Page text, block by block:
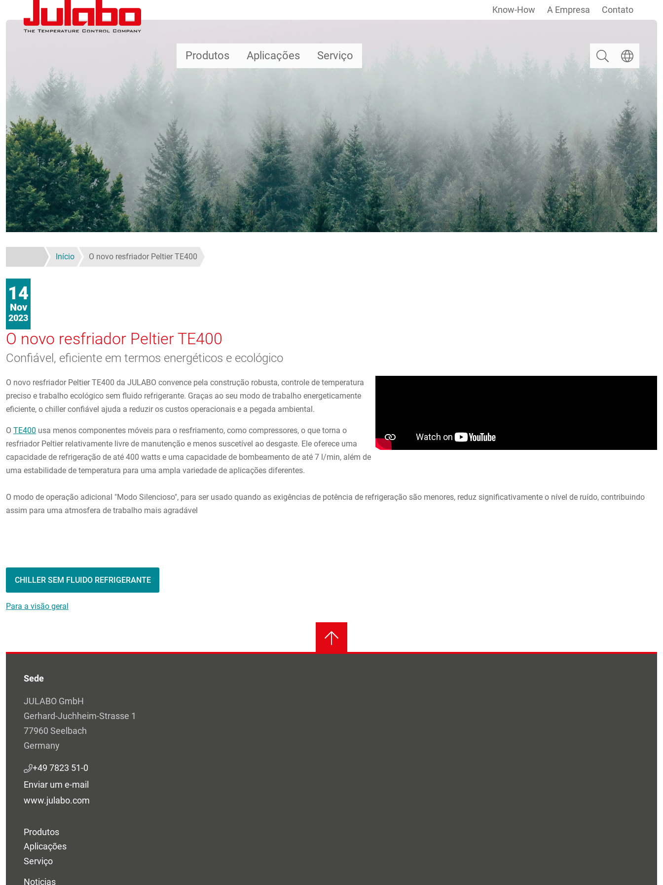
Passar para o conteúdo principal
Produtos Aplicações Serviço
Know-How A Empresa Contato
PesquisarEscolha um
Início O novo resfriador Peltier TE400
14
Nov
2023
O novo resfriador Peltier TE400
Confiável, eficiente em termos energéticos e ecológico
O novo resfriador Peltier TE400 da JULABO convence pela construção robusta, controle de temperatura
preciso e trabalho ecológico sem fluido refrigerante. Graças ao seu modo de trabalho energeticamente
eficiente, o chiller confiável ajuda a reduzir os custos operacionais e a pegada ambiental.
O TE400 usa menos componentes móveis para o resfriamento, como compressores, o que torna o
resfriador Peltier relativamente livre de manutenção e menos suscetível ao desgaste. Ele oferece uma
capacidade de refrigeração de até 400 watts e uma capacidade de bombeamento de até 7 l/min, além de
uma estabilidade de temperatura para uma ampla variedade de aplicações diferentes.
O modo de operação adicional "Modo Silencioso", para ser usado quando as exigências de potência de refrigeração são menores, reduz significativamente o nível de ruído, contribuindo
assim para uma atmosfera de trabalho mais agradável
CHILLER SEM FLUIDO REFRIGERANTE
Para a visão geral
Sede
JULABO GmbH
Gerhard-Juchheim-Strasse 1
77960 Seelbach
Germany
+49 7823 51-0
Enviar um e-mail
www.julabo.com
Produtos
Aplicações
Serviço
Noticias